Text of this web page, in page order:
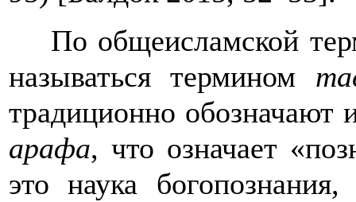
По общеисламской
называться термином
традиционно обозначают
арафа, что означает
это наука